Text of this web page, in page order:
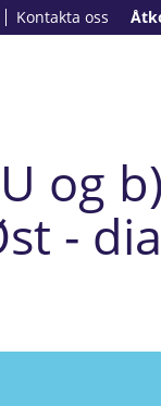
Kontakta oss
og
-